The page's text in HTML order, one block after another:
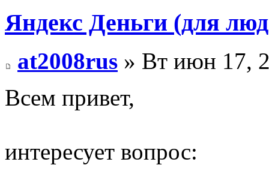
Яндекс Деньги (для
at2008rus » Вт июн 17,
Всем привет,
интересует вопрос: